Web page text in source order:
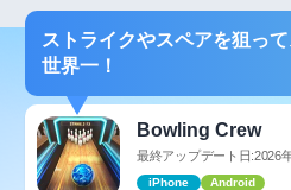
ストライクやスペアを狙っ
世界一！
Bowling Crew
最終アップデート日:2026
iPhone Android